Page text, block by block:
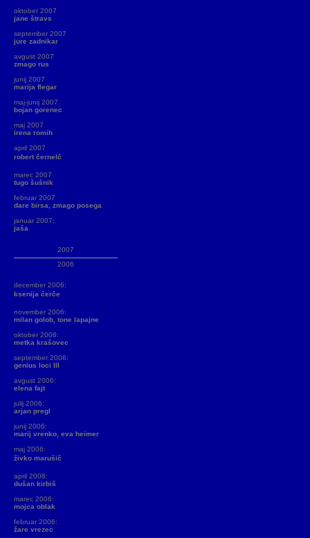
oktober 2007
jane štravs
september 2007
jure zadnikar
avgust 2007
zmago rus
junij 2007
marija flegar
maj-junij 2007
bojan gorenec
maj 2007
irena romih
april 2007
robert černelč
marec 2007
tugo šušnik
februar 2007
dare birsa, zmago posega
januar 2007:
jaša
2007
2006
december 2006:
ksenija čerče
november 2006:
milan golob, tone lapajne
oktober 2006:
metka krašovec
september 2006:
genius loci III
avgust 2006:
elena fajt
julij 2006:
arjan pregl
junij 2006:
marij vrenko, eva heimer
maj 2006:
živko marušič
april 2006:
dušan kirbiš
marec 2006:
mojca oblak
februar 2006:
žare vrezec